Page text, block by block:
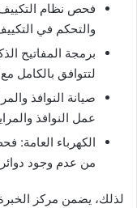
فحص نظام التكييف:
والتحكم في
برمجة المفاتيح
لتتوافق بالكامل
صيانة النوافذ
عمل النوافذ
الكهرباء العامة:
من عدم وجود
لذلك، يضمن مركز